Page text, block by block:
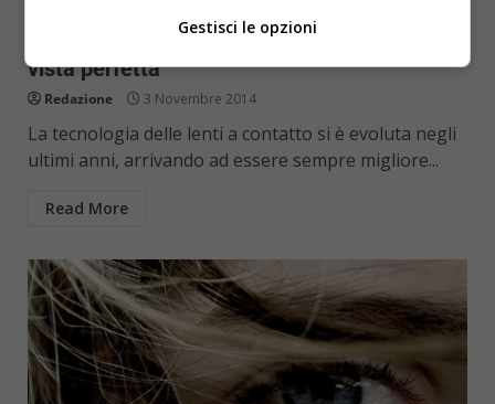
Le lenti a contatto: quali scegliere per una
vista perfetta
Redazione 3 Novembre 2014
La tecnologia delle lenti a contatto si è evoluta negli
ultimi anni, arrivando ad essere sempre migliore...
Read More
Gestisci le opzioni